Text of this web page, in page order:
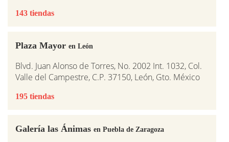
143 tiendas
Plaza Mayor en León
Blvd. Juan Alonso de Torres, No. 2002 Int. 1032, Col.
Valle del Campestre, C.P. 37150, León, Gto. México
195 tiendas
Galería las Ánimas en Puebla de Zaragoza